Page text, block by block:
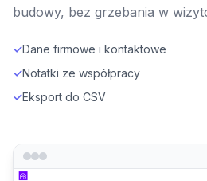
budowy, bez grzebania w
✓Dane firmowe i kontaktowe
✓Notatki ze współpracy
✓Eksport do CSV